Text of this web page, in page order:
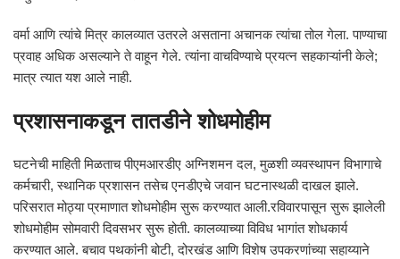
वर्मा आणि त्यांचे मित्र कालव्यात उतरले असताना अचानक त्यांचा तोल गेला. पाण्याचा
प्रवाह अधिक असल्याने ते वाहून गेले. त्यांना वाचविण्याचे प्रयत्न सहकाऱ्यांनी केले;
मात्र त्यात यश आले नाही.
प्रशासनाकडून तातडीने शोधमोहीम
घटनेची माहिती मिळताच पीएमआरडीए अग्निशमन दल, मुळशी व्यवस्थापन विभागाचे
कर्मचारी, स्थानिक प्रशासन तसेच एनडीएचे जवान घटनास्थळी दाखल झाले.
परिसरात मोठ्या प्रमाणात शोधमोहीम सुरू करण्यात आली.रविवारपासून सुरू झालेली
शोधमोहीम सोमवारी दिवसभर सुरू होती. कालव्याच्या विविध भागांत शोधकार्य
करण्यात आले. बचाव पथकांनी बोटी, दोरखंड आणि विशेष उपकरणांच्या सहाय्याने